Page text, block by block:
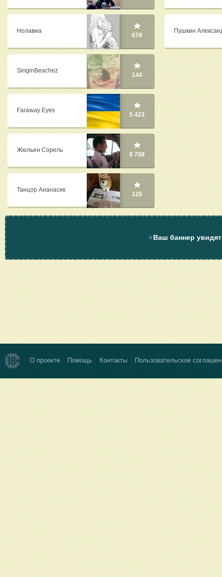
Нолавиа
678
SinginBeachez
144
Faraway Eyes
5 423
Жюльен Сорель
8 708
Танцор Ананасик
126
Пушкин
⭐Ваш баннер
О проекте Помощь Контакты Пользовательское